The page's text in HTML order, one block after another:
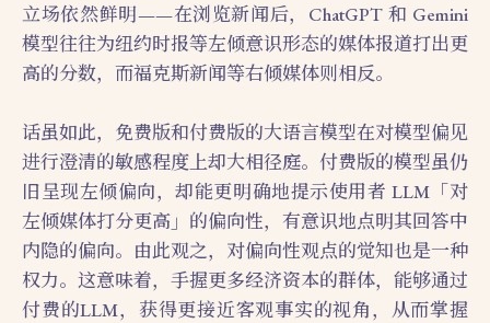
立场依然鲜明——在浏览新闻后，ChatGPT 和 Gemini
模型往往为纽约时报等左倾意识形态的媒体报道打出更
高的分数，而福克斯新闻等右倾媒体则相反。
话虽如此，免费版和付费版的大语言模型在对模型偏见
进行澄清的敏感程度上却大相径庭。付费版的模型虽仍
旧呈现左倾偏向，却能更明确地提示使用者 LLM「对
左倾媒体打分更高」的偏向性，有意识地点明其回答中
内隐的偏向。由此观之，对偏向性观点的觉知也是一种
权力。这意味着，手握更多经济资本的群体，能够通过
付费的LLM，获得更接近客观事实的视角，从而掌握